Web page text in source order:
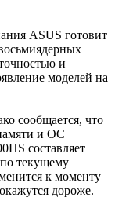
ASUS готовит
и
моделей на
сообщается, что
и ОС
составляет
текущему
к моменту
дороже.